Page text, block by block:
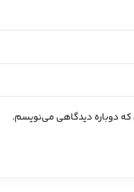
که دوباره دیدگاهی می‌نویسم.